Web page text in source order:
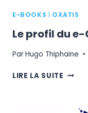
E-BOOKS OXATIS
Le profil du
ParHugo Thiphaine
LIRE LA SUITE LE